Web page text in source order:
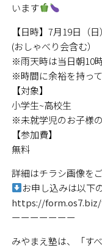
います
【日時】7月19日（
(おしゃべり会含む）
※雨天時は当日朝10
※時間に余裕を持っ
【対象】
小学生~高校生
※未就学児のお子様
【参加費】
無料
詳細はチラシ画像を
お申し込みは以下
https://
ーーーーーーー
みやまえ塾は、「す